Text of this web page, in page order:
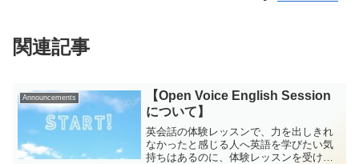
関連記事
Announcements
【Open Voice English Session
について】
英会話の体験レッスンで、力を出しきれ
なかったと感じる人へ英語を学びたい気
持ちはあるのに、体験レッスンを受ける